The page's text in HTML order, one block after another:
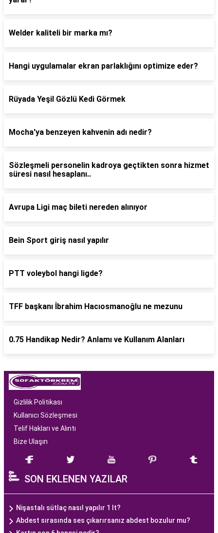
Welder kaliteli bir marka mı?
Hangi uygulamalar ekran parlaklığını optimize eder?
Rüyada Yeşil Gözlü Kedi Görmek
Mocha'ya benzeyen kahvenin adı nedir?
Sözleşmeli personelin kadroya geçtikten sonra hizmet
süresi nasıl hesaplanı..
Avrupa Ligi maç bileti nereden alınıyor
Bein Sport giriş nasıl yapılır
PTT voleybol hangi ligde?
TFF başkanı İbrahim Hacıosmanoğlu ne mezunu
0.75 Handikap Nedir? Anlamı ve Kullanım Alanları
Gizlilik Politikası
Kullanıcı Sözleşmesi
Telif Hakları ve Alıntı
Bize Ulaşın
SON EKLENEN YAZILAR
Nişastalı sütlaç nasıl yapılır 1 lt?
Abdest sırasında ses çıkarırsanız abdest bozulur mu?